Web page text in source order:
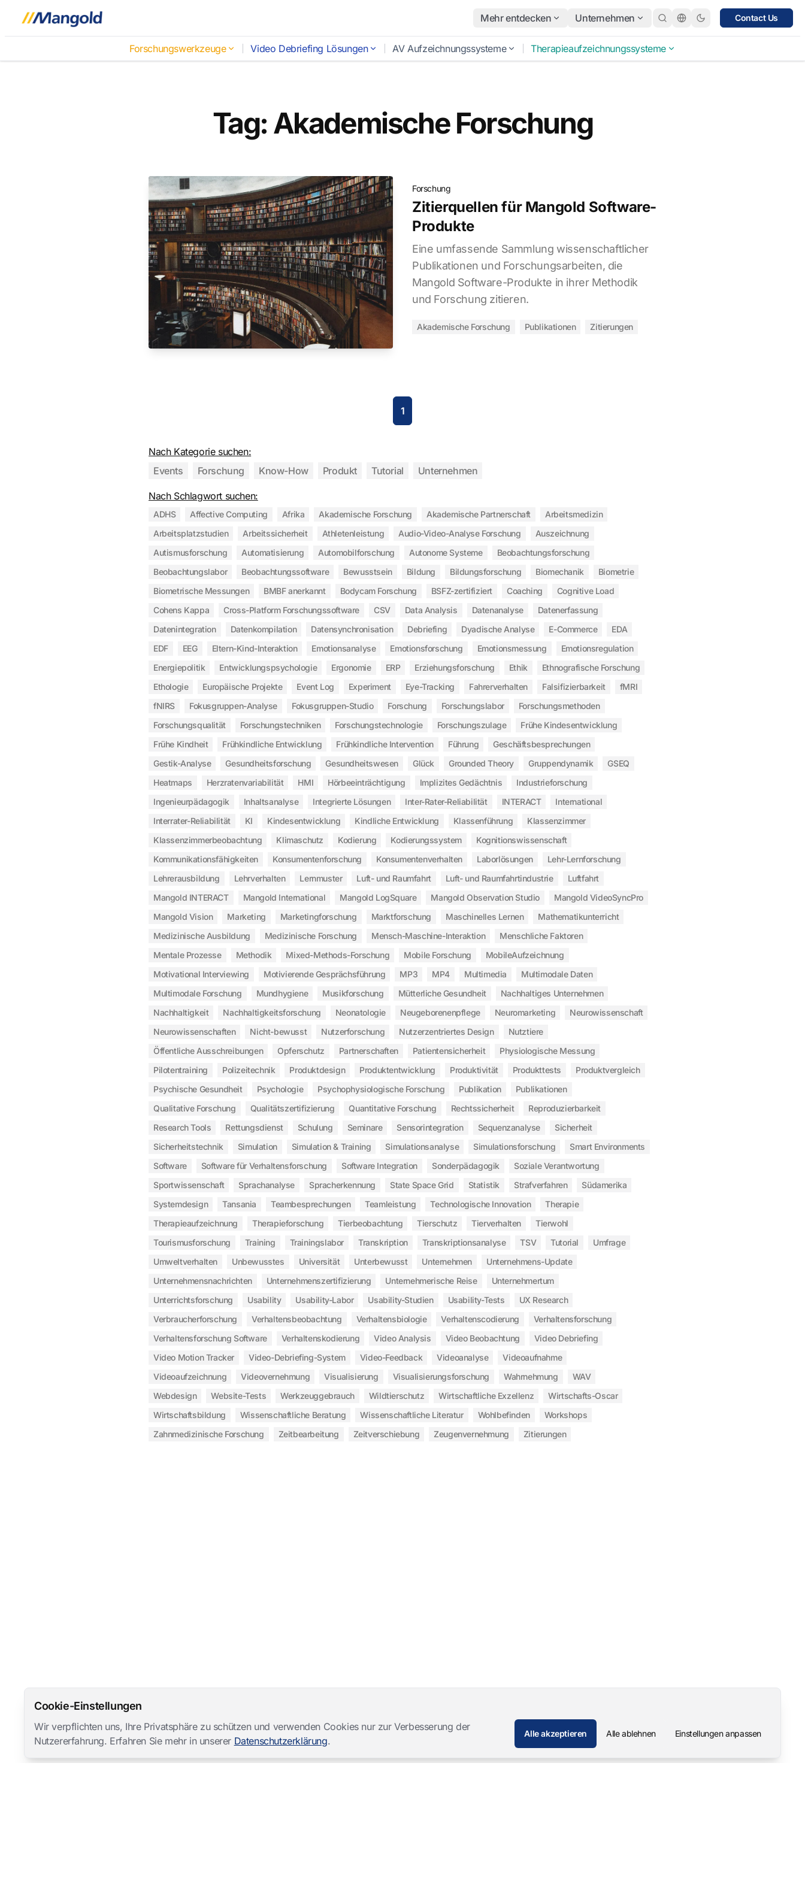
Mehr entdecken Unternehmen Contact Us
Forschungswerkzeuge Video Debriefing Lösungen AV Aufzeichnungssysteme Therapieaufzeichnungssysteme
Tag: Akademische Forschung
Forschung
Zitierquellen für Mangold Software-
Produkte
Eine umfassende Sammlung wissenschaftlicher
Publikationen und Forschungsarbeiten, die
Mangold Software-Produkte in ihrer Methodik
und Forschung zitieren.
Akademische Forschung Publikationen Zitierungen
1
Nach Kategorie suchen:
Events
Forschung Know-How Produkt Tutorial Unternehmen
Nach Schlagwort suchen:
ADHS Affective Computing Afrika Akademische Forschung Akademische Partnerschaft
Arbeitsmedizin
Arbeitsplatzstudien
Arbeitssicherheit Athletenleistung Audio-Video-Analyse Forschung
Auszeichnung
Autismusforschung
Automatisierung Automobilforschung Autonome Systeme
Beobachtungsforschung
Beobachtungslabor
Beobachtungssoftware Bewusstsein Bildung Bildungsforschung Biomechanik
Biometrie
Biometrische Messungen
BMBF anerkannt Bodycam Forschung BSFZ-zertifiziert Coaching
Cognitive Load
Cohens Kappa
Cross-Platform Forschungssoftware CSV Data Analysis Datenanalyse
Datenerfassung
Datenintegration
Datenkompilation Datensynchronisation Debriefing Dyadische Analyse E-Commerce
EDA
EDF
EEG Eltern-Kind-Interaktion Emotionsanalyse Emotionsforschung Emotionsmessung
Emotionsregulation
Energiepolitik
Entwicklungspsychologie Ergonomie ERP Erziehungsforschung Ethik
Ethnografische Forschung
Ethologie
Europäische Projekte Event Log Experiment Eye-Tracking Fahrerverhalten Falsifizierbarkeit
fMRI
fNIRS
Fokusgruppen-Analyse Fokusgruppen-Studio Forschung Forschungslabor
Forschungsmethoden
Forschungsqualität
Forschungstechniken Forschungstechnologie Forschungszulage
Frühe Kindesentwicklung
Frühe Kindheit
Frühkindliche Entwicklung Frühkindliche Intervention Führung
Geschäftsbesprechungen
Gestik-Analyse
Gesundheitsforschung Gesundheitswesen Glück Grounded Theory Gruppendynamik
GSEQ
Heatmaps
Herzratenvariabilität HMI Hörbeeinträchtigung Implizites Gedächtnis
Industrieforschung
Ingenieurpädagogik
Inhaltsanalyse Integrierte Lösungen Inter-Rater-Reliabilität INTERACT
International
Interrater-Reliabilität
KI Kindesentwicklung Kindliche Entwicklung Klassenführung
Klassenzimmer
Klassenzimmerbeobachtung
Klimaschutz Kodierung Kodierungssystem
Kognitionswissenschaft
Kommunikationsfähigkeiten
Konsumentenforschung Konsumentenverhalten Laborlösungen
Lehr-Lernforschung
Lehrerausbildung
Lehrverhalten Lernmuster Luft- und Raumfahrt Luft- und Raumfahrtindustrie
Luftfahrt
Mangold INTERACT
Mangold International Mangold LogSquare Mangold Observation Studio
Mangold VideoSyncPro
Mangold Vision
Marketing Marketingforschung Marktforschung Maschinelles Lernen
Mathematikunterricht
Medizinische Ausbildung
Medizinische Forschung Mensch-Maschine-Interaktion
Menschliche Faktoren
Mentale Prozesse
Methodik Mixed-Methods-Forschung Mobile Forschung
MobileAufzeichnung
Motivational Interviewing
Motivierende Gesprächsführung MP3 MP4 Multimedia
Multimodale Daten
Multimodale Forschung
Mundhygiene Musikforschung Mütterliche Gesundheit
Nachhaltiges Unternehmen
Nachhaltigkeit
Nachhaltigkeitsforschung Neonatologie Neugeborenenpflege Neuromarketing
Neurowissenschaft
Neurowissenschaften
Nicht-bewusst Nutzerforschung Nutzerzentriertes Design
Nutztiere
Öffentliche Ausschreibungen
Opferschutz Partnerschaften Patientensicherheit
Physiologische Messung
Pilotentraining
Polizeitechnik Produktdesign Produktentwicklung Produktivität Produkttests
Produktvergleich
Psychische Gesundheit
Psychologie Psychophysiologische Forschung Publikation
Publikationen
Qualitative Forschung
Qualitätszertifizierung Quantitative Forschung Rechtssicherheit
Reproduzierbarkeit
Research Tools
Rettungsdienst Schulung Seminare Sensorintegration Sequenzanalyse
Sicherheit
Sicherheitstechnik
Simulation Simulation & Training Simulationsanalyse Simulationsforschung
Smart Environments
Software
Software für Verhaltensforschung Software Integration Sonderpädagogik
Soziale Verantwortung
Sportwissenschaft
Sprachanalyse Spracherkennung State Space Grid Statistik Strafverfahren
Südamerika
Systemdesign
Tansania Teambesprechungen Teamleistung Technologische Innovation
Therapie
Therapieaufzeichnung
Therapieforschung Tierbeobachtung Tierschutz Tierverhalten
Tierwohl
Tourismusforschung
Training Trainingslabor Transkription Transkriptionsanalyse TSV Tutorial
Umfrage
Umweltverhalten
Unbewusstes Universität Unterbewusst Unternehmen
Unternehmens-Update
Unternehmensnachrichten
Unternehmenszertifizierung Unternehmerische Reise
Unternehmertum
Unterrichtsforschung
Usability Usability-Labor Usability-Studien Usability-Tests
UX Research
Verbraucherforschung
Verhaltensbeobachtung Verhaltensbiologie Verhaltenscodierung
Verhaltensforschung
Verhaltensforschung Software
Verhaltenskodierung Video Analysis Video Beobachtung
Video Debriefing
Video Motion Tracker
Video-Debriefing-System Video-Feedback Videoanalyse
Videoaufnahme
Videoaufzeichnung
Videovernehmung Visualisierung Visualisierungsforschung Wahrnehmung
WAV
Webdesign
Website-Tests Werkzeuggebrauch Wildtierschutz Wirtschaftliche Exzellenz
Wirtschafts-Oscar
Wirtschaftsbildung
Wissenschaftliche Beratung Wissenschaftliche Literatur Wohlbefinden
Workshops
Zahnmedizinische Forschung
Zeitbearbeitung Zeitverschiebung Zeugenvernehmung Zitierungen
Cookie-Einstellungen
Wir verpflichten uns, Ihre Privatsphäre zu schützen und verwenden Cookies nur zur Verbesserung der
Nutzererfahrung. Erfahren Sie mehr in unserer Datenschutzerklärung.
Alle akzeptieren Alle ablehnen Einstellungen anpassen